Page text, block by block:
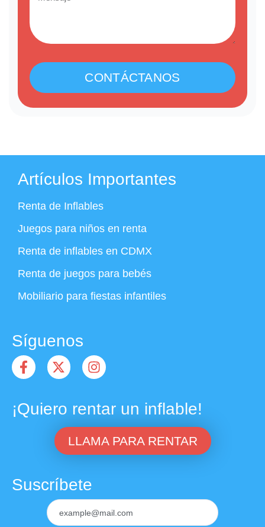
CONTÁCTANOS
Artículos Importantes
Renta de Inflables
Juegos para niños en renta
Renta de inflables en CDMX
Renta de juegos para bebés
Mobiliario para fiestas infantiles
Síguenos
¡Quiero rentar un inflable!
LLAMA PARA RENTAR
Suscríbete